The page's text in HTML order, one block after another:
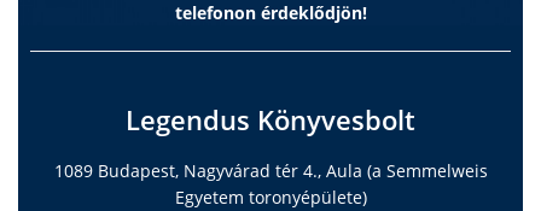
telefonon érdeklődjön!
Legendus Könyvesbolt
1089 Budapest, Nagyvárad tér 4., Aula (a Semmelweis
Egyetem toronyépülete)